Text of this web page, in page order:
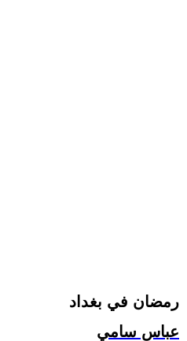
رمضان في بغداد
عباس سامي